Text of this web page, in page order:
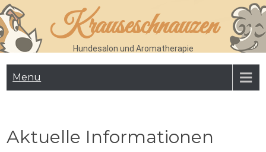
Skip
to
content
Krauseschnauzen
Hundesalon und Aromatherapie
Menu
Aktuelle Informationen